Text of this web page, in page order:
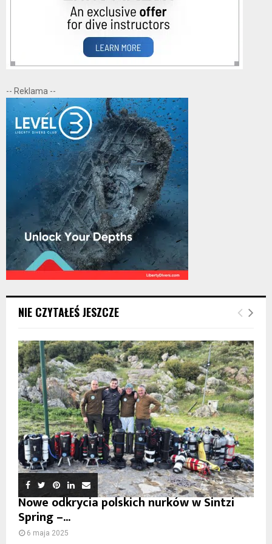
-- Reklama --
NIE CZYTAŁEŚ JESZCZE
Nowe odkrycia polskich nurków w Sintzi
Spring –...
6 maja 2025